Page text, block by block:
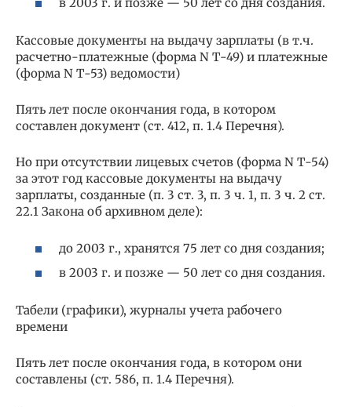
Кассовые документы на выдачу зарплаты (в т.ч.
расчетно-платежные (форма N Т-49) и платежные
(форма N Т-53) ведомости)
Пять лет после окончания года, в котором
составлен документ (ст. 412, п. 1.4 Перечня).
Но при отсутствии лицевых счетов (форма N Т-54)
за этот год кассовые документы на выдачу
зарплаты, созданные (п. 3 ст. 3, п. 3 ч. 1, п. 3 ч. 2 ст.
22.1 Закона об архивном деле):
до 2003 г., хранятся 75 лет со дня создания;
в 2003 г. и позже — 50 лет со дня создания.
Табели (графики), журналы учета рабочего
времени
Пять лет после окончания года, в котором они
составлены (ст. 586, п. 1.4 Перечня).